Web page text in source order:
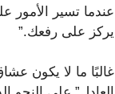
عندما تسير الأمور
يركز على رفعك.”
غالبًا ما لا يكون